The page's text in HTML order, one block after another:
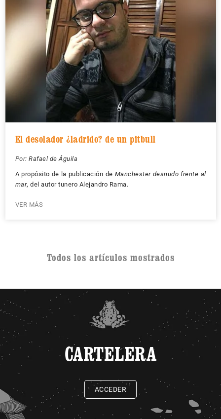
El desolador ¿ladrido? de un pitbull
Por: Rafael de Águila
A propósito de la publicación de Manchester desnudo frente al
mar, del autor tunero Alejandro Rama.
VER MÁS
Todos los artículos mostrados
CARTELERA
ACCEDER